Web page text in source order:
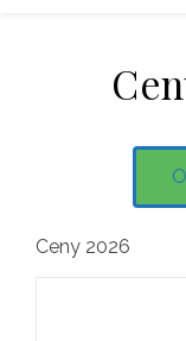
Ceny 2026